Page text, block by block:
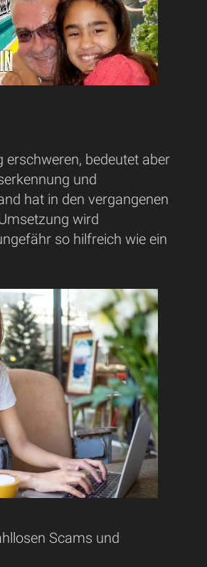
bedeutet aber
und
hat in den vergangenen
wird
so hilfreich wie ein
Scams und